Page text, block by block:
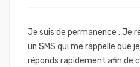
Je suis de permanence : Je
un SMS qui me rappelle que
réponds rapidement afin de